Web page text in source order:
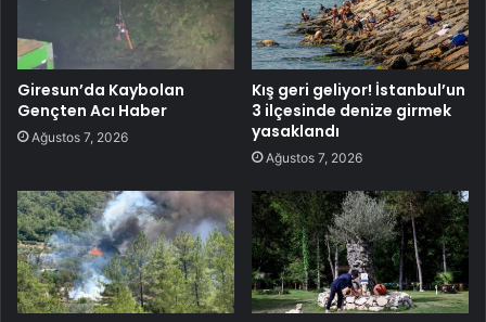
Giresun’da Kaybolan
Gençten Acı Haber
Ağustos 7, 2026
Kış geri geliyor! İstanbul’un
3 ilçesinde denize girmek
yasaklandı
Ağustos 7, 2026